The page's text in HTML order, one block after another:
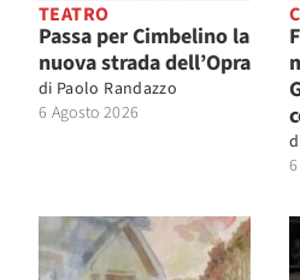
TEATRO
Passa per Cimbelino la
nuova strada dell’Opra
di Paolo Randazzo
6 Agosto 2026